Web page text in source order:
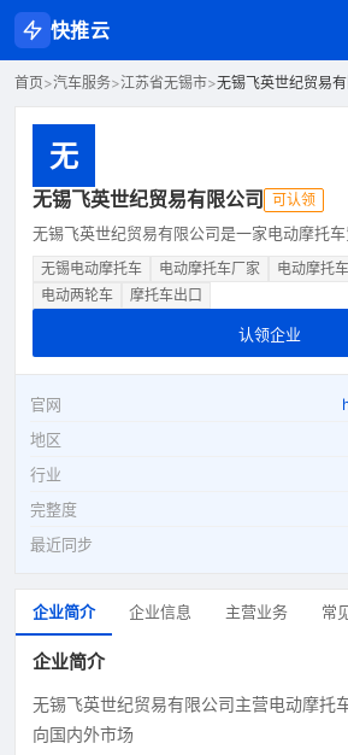
快推云
首页>汽车服务>江苏省无锡市>无锡飞英世纪贸易
无
无锡飞英世纪贸易有限公司 可认领
无锡飞英世纪贸易有限公司是一家电动摩托车
无锡电动摩托车 电动摩托车厂家 电动摩托
电动两轮车
摩托车出口
认领企业
官网
地区
行业
完整度
最近同步
企业简介 企业信息 主营业务 常
企业简介
无锡飞英世纪贸易有限公司主营电动摩托
向国内外市场